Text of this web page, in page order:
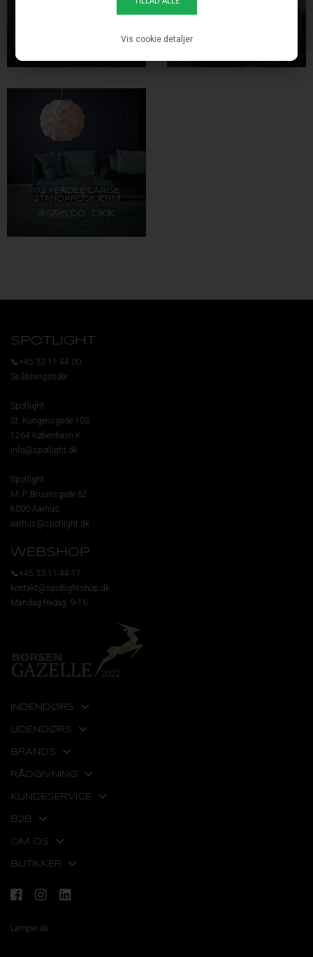
Vis cookie detaljer
172 PENDEL LARGE,
STANDARDSKÆRM
4.995,00 DKK
SPOTLIGHT
📞+45 33 11 44 00
Se åbningstider
Spotlight
St. Kongensgade 103
1264 København K
info@spotlight.dk
Spotlight
M. P. Bruunsgade 62
8000 Aarhus
aarhus@spotlight.dk
WEBSHOP
📞+45 33 11 44 17
kontakt@spotlightshop.dk
Mandag-fredag: 9-16
INDENDØRS
UDENDØRS
BRANDS
RÅDGIVNING
KUNDESERVICE
B2B
OM OS
BUTIKKER
Lamper.dk